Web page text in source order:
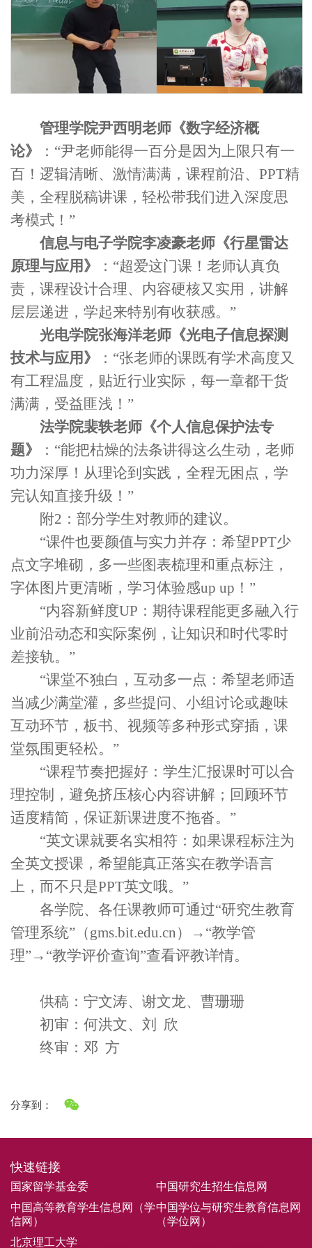
管理学院尹西明老师《数字经济概
论》
： “尹老师能得一百分是因为上限只有一
百！逻辑清晰、激情满满，课程前沿、 PPT精
美，全程脱稿讲课，轻松带我们进入深度思
考模式 ！ ”
信息与电子学院李凌豪老师《行星雷达
原理与应用》
： “超爱这门课！老师认真负
责，课程设计合理、内容硬核又实用，讲解
层层递进，学起来特别有收获感。”
光电学院张海洋老师《光电子信息探测
技术与应用》
： “张老师的课既有学术高度又
有工程温度，贴近行业实际，每一章都干货
满满，受益匪浅！”
法学院裴轶老师《个人信息保护法专
题》
： “能把枯燥的法条讲得这么生动，老师
功力深厚！从理论到实践，全程无困 点，学
完认知直接升级！ ”
附2 ：部分学生对教师的建议。
“课件也要颜值与实力并存：希望PPT少
点文字堆砌，多一些图表梳理和重点标注，
字体图片更清晰，学习体验感up up ！ ”
“内容新鲜度UP ：期待课程能更多融入行
业前沿动态和实际案例，让知识和时代零时
差接轨。 ”
“课堂不独白，互动多一点：希望老师适
当减少满堂灌，多些提问、小组讨论或趣味
互动环节，板书、视频等多种形式穿插，课
堂氛围更轻松。 ”
“课程节奏把握好：学生汇报课时可以合
理控制，避免挤压核心内容讲解； 回顾环节
适度精简，保证新课进度不拖沓。 ”
“英文课就要名实相符：如果课程标注为
全英文授课，希望能真正落实在教学语言
上，而不只是PPT英文哦。 ”
各学院、各任课教师可通过“研究生教育
管理系统” （gms.bit.edu.cn ）→ “教学管
理”→ “教学评价查询”查看评教详情。
供稿：宁文涛、谢文龙、曹珊珊
初审：何洪文、刘
欣
终审：邓 方
分享到：
快速链接
国家留学基金委
中国研究生招生信息网
中国高等教育学生信息网（学
信网）
中国学位与研究生教育信息网
（学位网）
北京理工大学